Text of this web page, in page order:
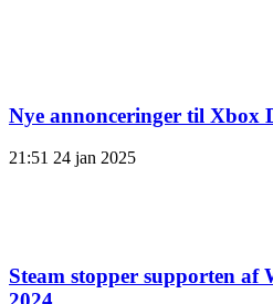
Nye annonceringer til Xbox
21:51 24 jan 2025
Steam stopper supporten af